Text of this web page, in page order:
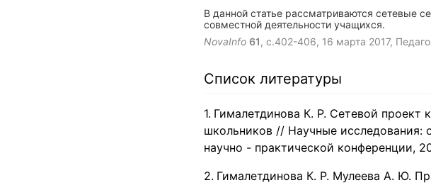
В данной статье рассматриваются сетевые
совместной деятельности учащихся.
NovaInfo 61 , с.402-406, 16 марта 2017,
Список литературы
Гималетдинова К. Р. Сетевой проект
школьников // Научные исследования:
научно - практической конференции,
Гималетдинова К. Р. Мулеева А. Ю.